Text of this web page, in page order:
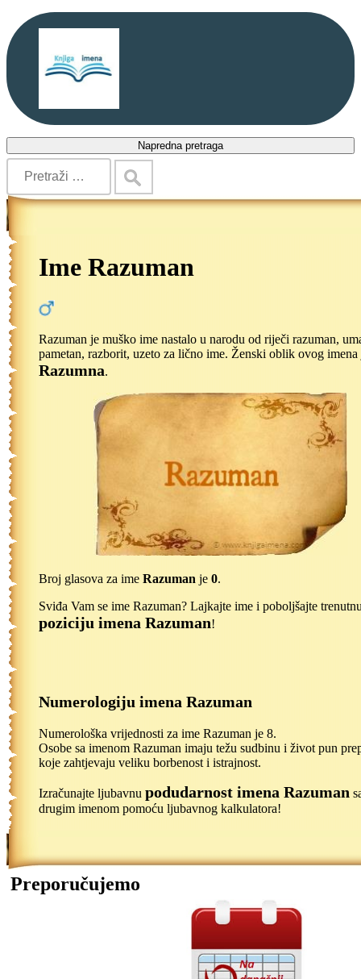
Napredna pretraga
Ime Razuman
Razuman je muško ime nastalo u narodu od riječi razuman,
pametan, razborit, uzeto za lično ime. Ženski oblik ovog imena
Razumna.
Broj glasova za ime Razuman je 0.
Sviđa Vam se ime Razuman? Lajkajte ime i poboljšajte
poziciju imena Razuman!
Numerologiju imena Razuman
Numerološka vrijednosti za ime Razuman je 8.
Osobe sa imenom Razuman imaju težu sudbinu i život pun
koje zahtjevaju veliku borbenost i istrajnost.
Izračunajte ljubavnu podudarnost imena Razuman
drugim imenom pomoću ljubavnog kalkulatora!
Preporučujemo